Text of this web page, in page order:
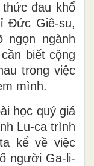
đau khổ
Đức Giê-su,
ngọn ngành
biết cộng
trong việc
mình.
học quý giá
Lu-ca trình
kể về việc
người Ga-li-